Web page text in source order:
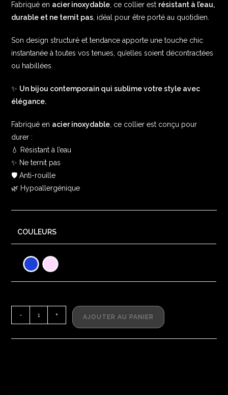
Fabriqué en acier inoxydable, ce collier est résistant à l’eau,
durable et ne ternit pas, idéal pour être porté au quotidien.
Son design structuré et tendance apporte une touche chic
instantanée à toutes vos tenues, qu’elles soient décontractées
ou habillées.
✨ Un bijou contemporain qui sublime votre style avec
élégance.
Fabriqué en acier inoxydable, ce collier est conçu pour
durer :
💧 Résistant à l’eau
✨ Ne ternit pas
🛡️ Anti-rouille
🌿 Hypoallergénique
COULEURS
- + AJOUTER AU PANIER